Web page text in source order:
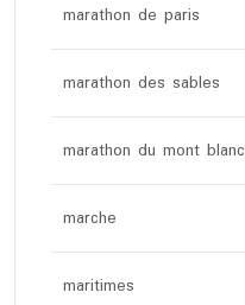
marathon de paris
marathon des sables
marathon du mont blanc
marche
maritimes